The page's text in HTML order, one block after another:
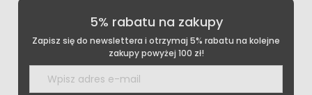
5% rabatu na zakupy
Zapisz się do newslettera i otrzymaj 5% rabatu na kolejne
zakupy powyżej 100 zł!